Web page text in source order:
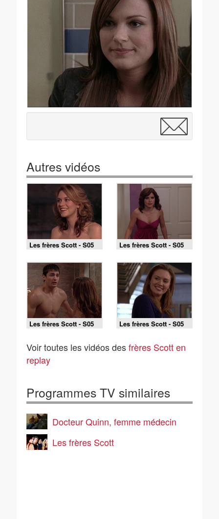
Autres vidéos
Les frères Scott - S05
E12 - Le retour de la
comète
Les frères Scott - S05
E11 - Larguer les
amarres
Les frères Scott - S05
E10 - A qui la faute ?
Les frères Scott - S05
E09 - Entre filles !
Voir toutes les vidéos desfrères Scott en
replay
Programmes TV similaires
Docteur Quinn, femme médecin
Les frères Scott